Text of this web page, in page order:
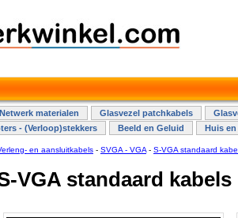
Netwerk materialen Glasvezel patchkabels
- (Verloop)stekkers Beeld en Geluid Huis
en aansluitkabels - SVGA - VGA - S-VGA standaard
VGA standaard kabels